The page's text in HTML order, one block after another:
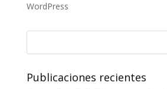
WordPress
Publicaciones recientes